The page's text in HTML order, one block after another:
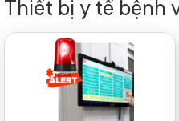
Thiết bị y tế bệnh